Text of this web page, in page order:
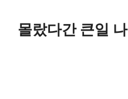
몰랐다간 큰일 나